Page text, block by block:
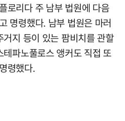
로리다 주 남부 법원에 다음
명령했다. 남부 법원은 마러
지 등이 있는 팜비치를 관할
파노풀로스 앵커도 직접 또
령했다.